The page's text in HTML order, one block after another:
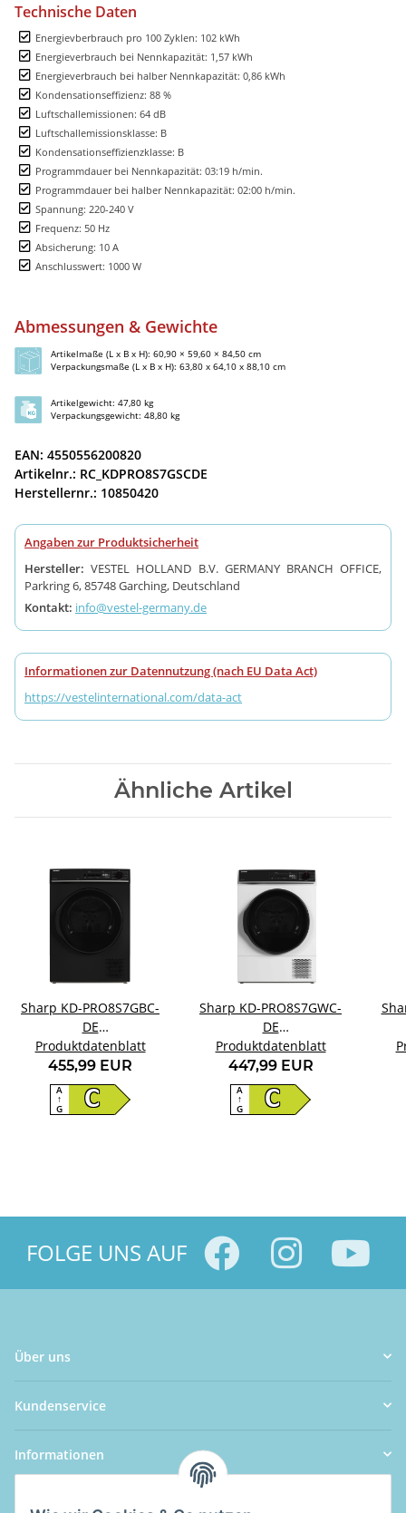
Technische Daten
Energievberbrauch pro 100 Zyklen: 102 kWh
Energieverbrauch bei Nennkapazität: 1,57 kWh
Energieverbrauch bei halber Nennkapazität: 0,86 kWh
Kondensationseffizienz: 88 %
Luftschallemissionen: 64 dB
Luftschallemissionsklasse: B
Kondensationseffizienzklasse: B
Programmdauer bei Nennkapazität: 03:19 h/min.
Programmdauer bei halber Nennkapazität: 02:00 h/min.
Spannung: 220-240 V
Frequenz: 50 Hz
Absicherung: 10 A
Anschlusswert: 1000 W
Abmessungen & Gewichte
Artikelmaße (L x B x H): 60,90 × 59,60 × 84,50 cm
Verpackungsmaße (L x B x H): 63,80 x 64,10 x 88,10 cm
Artikelgewicht: 47,80 kg
Verpackungsgewicht: 48,80 kg
EAN: 4550556200820
Artikelnr.: RC_KDPRO8S7GSCDE
Herstellernr.: 10850420
Angaben zur Produktsicherheit
Hersteller: VESTEL HOLLAND B.V. GERMANY BRANCH OFFICE,
Parkring 6, 85748 Garching, Deutschland
Kontakt: info@vestel-germany.de
Informationen zur Datennutzung (nach EU Data Act)
https://vestelinternational.com/data-act
Ähnliche Artikel
Sharp KD-PRO8S7GBC-
DE
Wärmepumpentrockner
Produktdatenblatt
455,99 EUR
C
A
↑
G
Sharp KD-PRO8S7GWC-
DE
Wärmepumpentrockner
Produktdatenblatt
447,99 EUR
C
A
↑
G
FOLGE UNS AUF
Über uns
Kundenservice
Informationen